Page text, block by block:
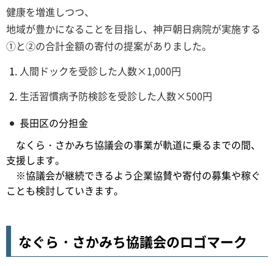
健康を増進しつつ、
地域が豊かになることを目指し、神戸朝日病院が実施する
①と②の合計金額の寄付の提案がありました。
人間ドックを受診した人数×1,000円
生活習慣病予防検診を受診した人数×500円
長田区の分担金
なくら・さかみち協議会の事業が軌道に乗るまでの間、
支援します。
※協議会が継続できるよう企業協賛や寄付の募集や稼ぐ
ことも検討していきます。
なぐら・さかみち協議会のロゴマーク